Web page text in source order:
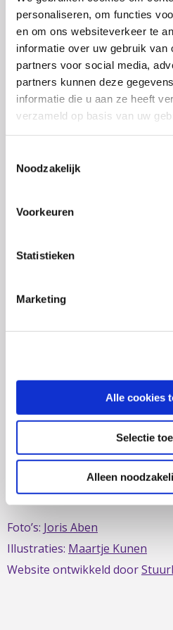
personaliseren, om functies
en om ons websiteverkeer te
informatie over uw gebruik van
partners voor social media,
partners kunnen deze
informatie die u aan ze heeft
verzameld op basis van uw
Noodzakelijk
Voorkeuren
Statistieken
Marketing
Alle cookies
Selectie
Alleen
0348 – 43 29 20(algemene
(ma t/m do: van 10.00 tot 14.30
info@crohn-colitis.nl
0348 – 420 780 (
(ma t/m do: van 10:00 tot 12:30
voor mensen met chronische
van Crohn, colitis ulcerosa en
Deze ontstekingsziektes
Inflammatory Bowel Disease
zich al sinds 1979 in om de
IBD te behartigen. Evenals de
short bowel/darmfalen.
Deze website is mede
Fonds
Foto’s: Joris Aben
Illustraties: Maartje Kunen
Website ontwikkeld door